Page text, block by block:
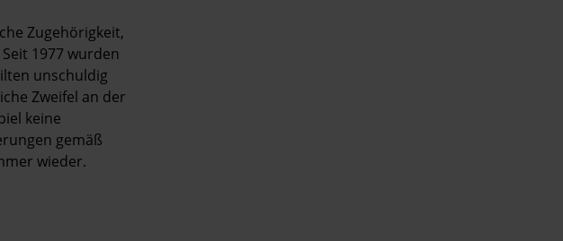
Zugehörigkeit,
1977 wurden
unschuldig
Zweifel an der
keine
gemäß
wieder.